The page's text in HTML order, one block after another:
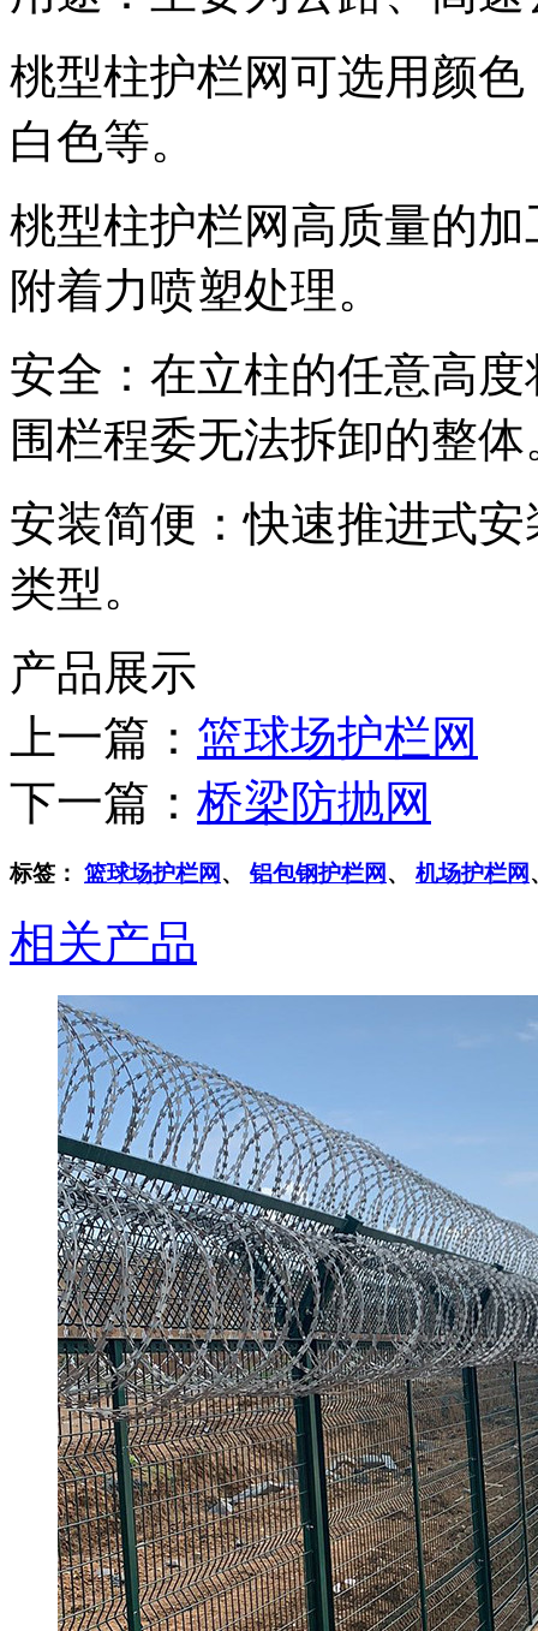
桃型柱护栏网可选用颜
白色等。
桃型柱护栏网高质量的
附着力喷塑处理。
安全：在立柱的任意高
围栏程委无法拆卸的整体
安装简便：快速推进式
类型。
产品展示
上一篇： 篮球场护栏网
下一篇： 桥梁防抛网
标签： 篮球场护栏网 、铝包钢护栏网 、 机场护栏网
相关产品